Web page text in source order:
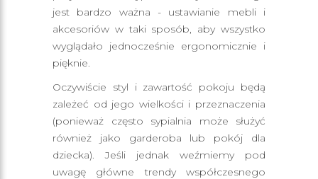
jest bardzo ważna - ustawianie mebli i
akcesoriów w taki sposób, aby wszystko
wyglądało jednocześnie ergonomicznie i
pięknie.
Oczywiście styl i zawartość pokoju będą
zależeć od jego wielkości i przeznaczenia
(ponieważ często sypialnia może służyć
również jako garderoba lub pokój dla
dziecka). Jeśli jednak weźmiemy pod
uwagę główne trendy współczesnego